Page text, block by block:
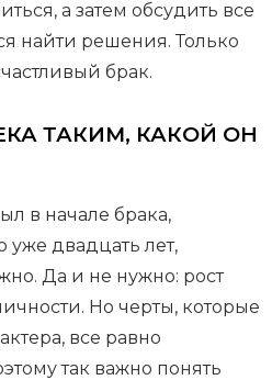
а затем обсудить все
найти решения. Только
брак.
ТАКИМ, КАКОЙ ОН
в начале брака,
двадцать лет,
Да и не нужно: рост
Но черты, которые
все равно
так важно понять